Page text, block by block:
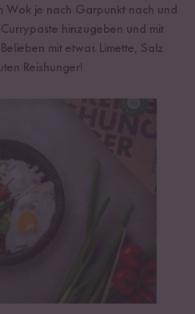
Wok je nach Garpunkt nach und
hinzugeben und mit
mit etwas Limette, Salz
Reishunger!